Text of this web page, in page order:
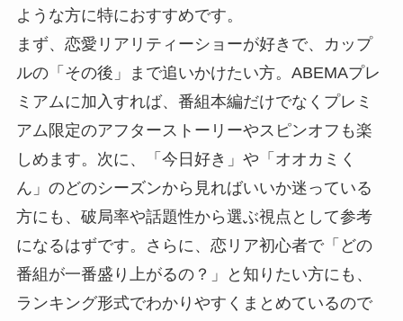
ような方に特におすすめです。
まず、恋愛リアリティーショーが好きで、カップ
ルの「その後」まで追いかけたい方。ABEMAプレ
ミアムに加入すれば、番組本編だけでなくプレミ
アム限定のアフターストーリーやスピンオフも楽
しめます。次に、「今日好き」や「オオカミく
ん」のどのシーズンから見ればいいか迷っている
方にも、破局率や話題性から選ぶ視点として参考
になるはずです。さらに、恋リア初心者で「どの
番組が一番盛り上がるの？」と知りたい方にも、
ランキング形式でわかりやすくまとめているので